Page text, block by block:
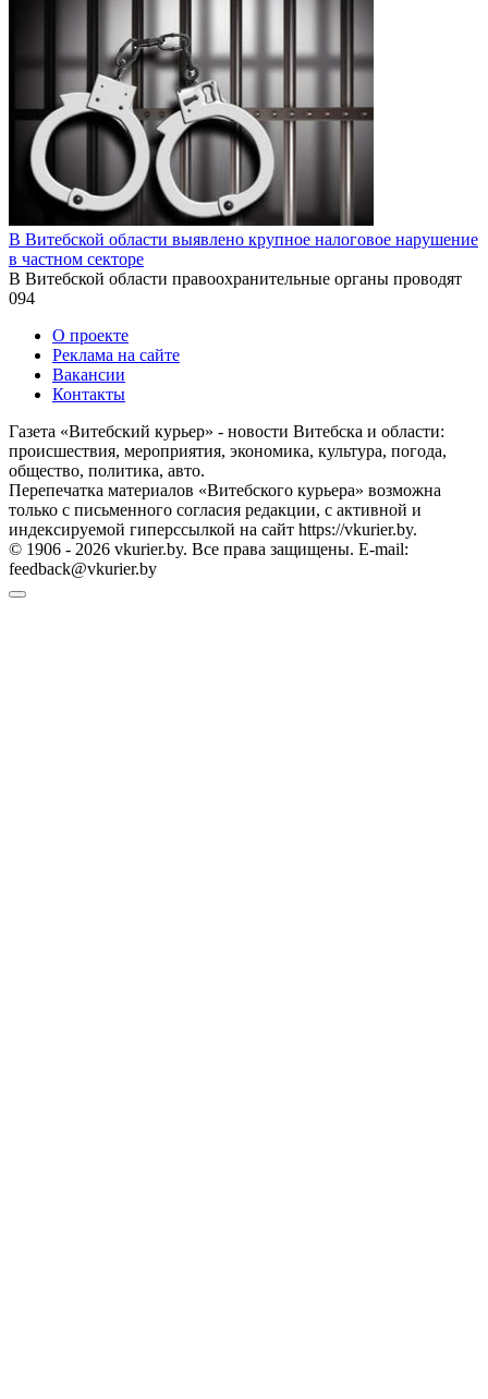
В Витебской области выявлено крупное налоговое нарушение
в частном секторе
В Витебской области правоохранительные органы проводят
094
О проекте
Реклама на сайте
Вакансии
Контакты
Газета «Витебский курьер» - новости Витебска и области:
происшествия, мероприятия, экономика, культура, погода,
общество, политика, авто.
Перепечатка материалов «Витебского курьера» возможна
только с письменного согласия редакции, с активной и
индексируемой гиперссылкой на сайт https://vkurier.by.
© 1906 - 2026 vkurier.by. Все права защищены. E-mail:
feedback@vkurier.by